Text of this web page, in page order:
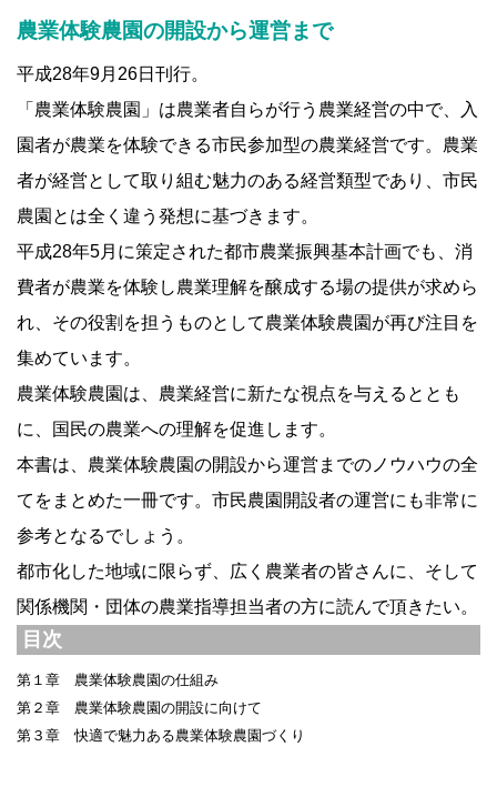
農業体験農園の開設から運営まで
平成28年9月26日刊行。
「農業体験農園」は農業者自らが行う農業経営の中で、入
園者が農業を体験できる市民参加型の農業経営です。農業
者が経営として取り組む魅力のある経営類型であり、市民
農園とは全く違う発想に基づきます。
平成28年5月に策定された都市農業振興基本計画でも、消
費者が農業を体験し農業理解を醸成する場の提供が求めら
れ、その役割を担うものとして農業体験農園が再び注目を
集めています。
農業体験農園は、農業経営に新たな視点を与えるととも
に、国民の農業への理解を促進します。
本書は、農業体験農園の開設から運営までのノウハウの全
てをまとめた一冊です。市民農園開設者の運営にも非常に
参考となるでしょう。
都市化した地域に限らず、広く農業者の皆さんに、そして
関係機関・団体の農業指導担当者の方に読んで頂きたい。
目次
第１章 農業体験農園の仕組み
第２章 農業体験農園の開設に向けて
第３章 快適で魅力ある農業体験農園づくり